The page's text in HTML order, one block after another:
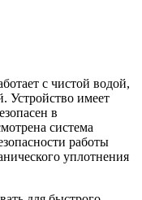
с чистой водой,
Устройство имеет
в
система
работы
уплотнения